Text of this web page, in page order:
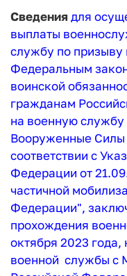
Сведения для
выплаты
службу по призыву
Федеральным
воинской
гражданам
на военную
Вооруженные Силы
соответствии с
Федерации от
частичной
Федерации",
прохождения
октября 2023 года,
военной службы с